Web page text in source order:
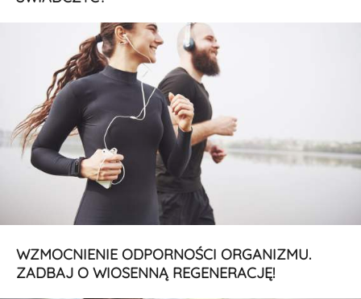
WZMOCNIENIE ODPORNOŚCI ORGANIZMU.
ZADBAJ O WIOSENNĄ REGENERACJĘ!